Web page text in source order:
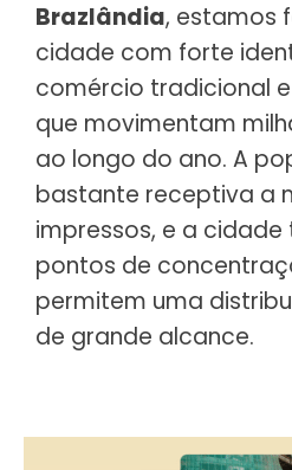
Brazlândia, estamos
cidade com forte
comércio tradicional
que movimentam
ao longo do ano. A
bastante receptiva a
impressos, e a
pontos de
permitem uma
de grande alcance.